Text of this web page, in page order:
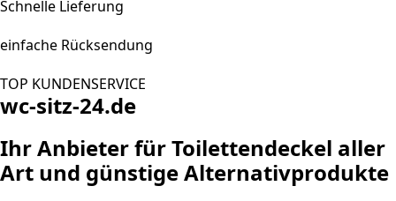
Schnelle Lieferung
einfache Rücksendung
TOP KUNDENSERVICE
wc-sitz-24.de
Ihr Anbieter für Toilettendeckel aller
Art und günstige Alternativprodukte